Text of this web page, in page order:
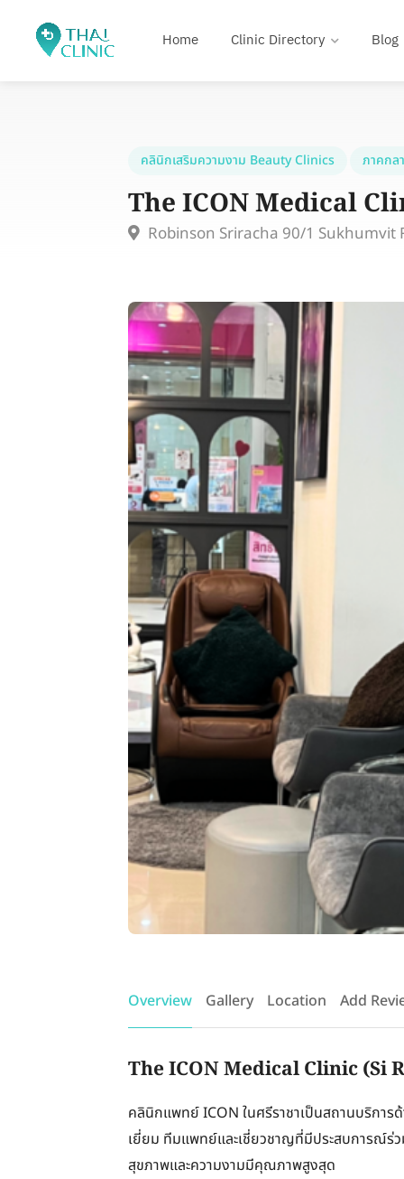
Home Clinic Directory Blog
คลินิกเสริมความงาม Beauty Clinics ภาคกล
The ICON Medical
Robinson Sriracha 90/1 Sukhumvit
Overview Gallery Location Add
The ICON Medical Clinic (Si
คลินิกแพทย์ ICON ในศรีราชาเป็นสถานบริกา
เยี่ยม ทีมแพทย์และเชี่ยวชาญที่มีประสบการณ์ร่
สุขภาพและความงามมีคุณภาพสูงสุด